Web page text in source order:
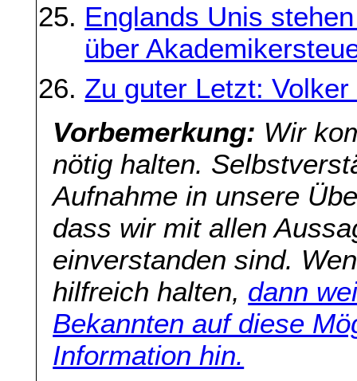
Englands Unis
über
Zu guter Letzt:
Vorbemerkung: Wir
nötig halten.
Aufnahme in unsere
dass wir mit allen
einverstanden sind.
hilfreich halten, dann
Bekannten auf diese
Information hin.